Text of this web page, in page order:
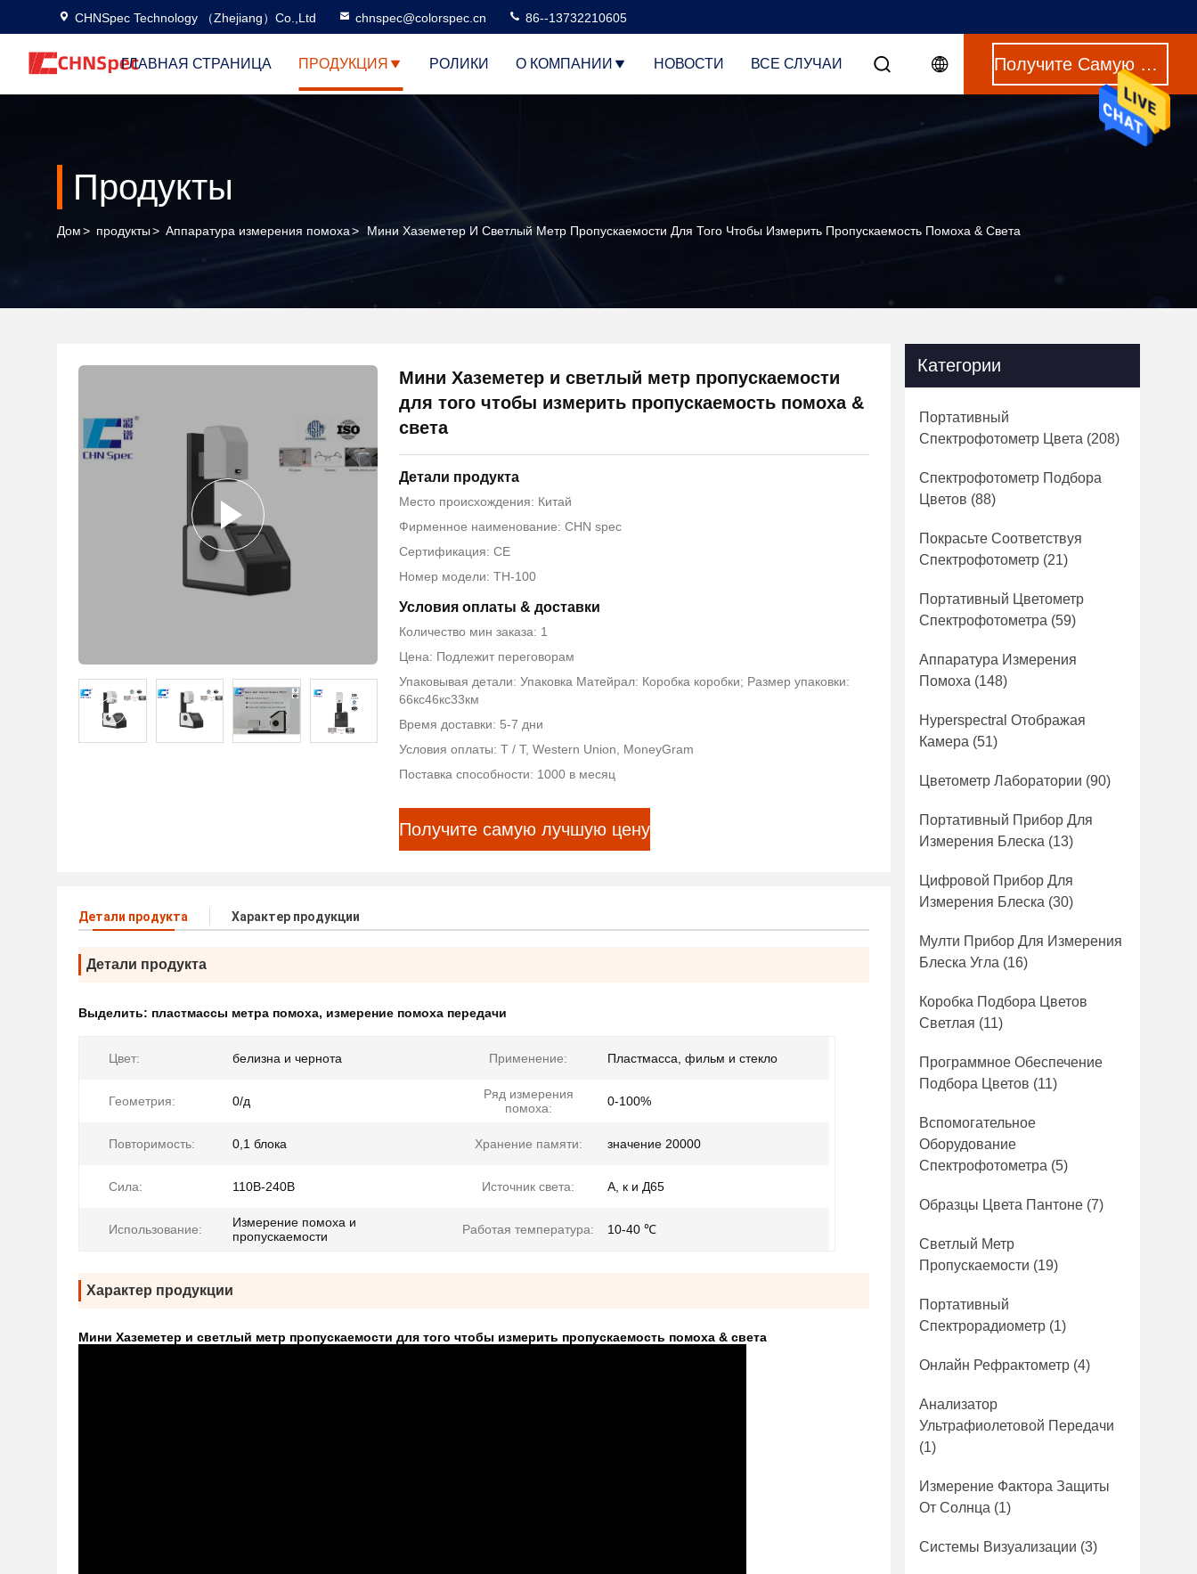
CHNSpec Technology （Zhejiang）Co.,Ltd chnspec@colorspec.cn 86--13732210605
ГЛАВНАЯ СТРАНИЦА ПРОДУКЦИЯ РОЛИКИ О КОМПАНИИ НОВОСТИ ВСЕ СЛУЧАИ Получите Самую Лучшую Цену
Продукты
Дом> продукты> Аппаратура измерения помоха> Мини Хаземетер И Светлый Метр Пропускаемости Для Того Чтобы Измерить Пропускаемость Помоха & Света
Мини Хаземетер и светлый метр пропускаемости
для того чтобы измерить пропускаемость помоха &
света
Детали продукта
Место происхождения: Китай
Фирменное наименование: CHN spec
Сертификация: CE
Номер модели: TH-100
Условия оплаты & доставки
Количество мин заказа: 1
Цена: Подлежит переговорам
Упаковывая детали: Упаковка Матейрал: Коробка коробки; Размер упаковки:
66кс46кс33км
Время доставки: 5-7 дни
Условия оплаты: T / T, Western Union, MoneyGram
Поставка способности: 1000 в месяц
Получите самую лучшую цену
Детали продукта Характер продукции
Детали продукта
Выделить: пластмассы метра помоха, измерение помоха передачи
Цвет: белизна и чернота Применение: Пластмасса, фильм и стекло
Геометрия: 0/д
Ряд измерения
помоха:
0-100%
Повторимость: 0,1 блока Хранение памяти: значение 20000
Сила: 110В-240В Источник света: А, к и Д65
Использование:
Измерение помоха и
пропускаемости
Работая температура: 10-40 ℃
Характер продукции
Мини Хаземетер и светлый метр пропускаемости для того чтобы измерить пропускаемость помоха & света
Категории
Портативный
Спектрофотометр Цвета (208)
Спектрофотометр Подбора
Цветов (88)
Покрасьте Соответствуя
Спектрофотометр (21)
Портативный Цветометр
Спектрофотометра (59)
Аппаратура Измерения
Помоха (148)
Hyperspectral Отображая
Камера (51)
Цветометр Лаборатории (90)
Портативный Прибор Для
Измерения Блеска (13)
Цифровой Прибор Для
Измерения Блеска (30)
Мулти Прибор Для Измерения
Блеска Угла (16)
Коробка Подбора Цветов
Светлая (11)
Программное Обеспечение
Подбора Цветов (11)
Вспомогательное
Оборудование
Спектрофотометра (5)
Образцы Цвета Пантоне (7)
Светлый Метр
Пропускаемости (19)
Портативный
Спектрорадиометр (1)
Онлайн Рефрактометр (4)
Анализатор
Ультрафиолетовой Передачи
(1)
Измерение Фактора Защиты
От Солнца (1)
Системы Визуализации (3)